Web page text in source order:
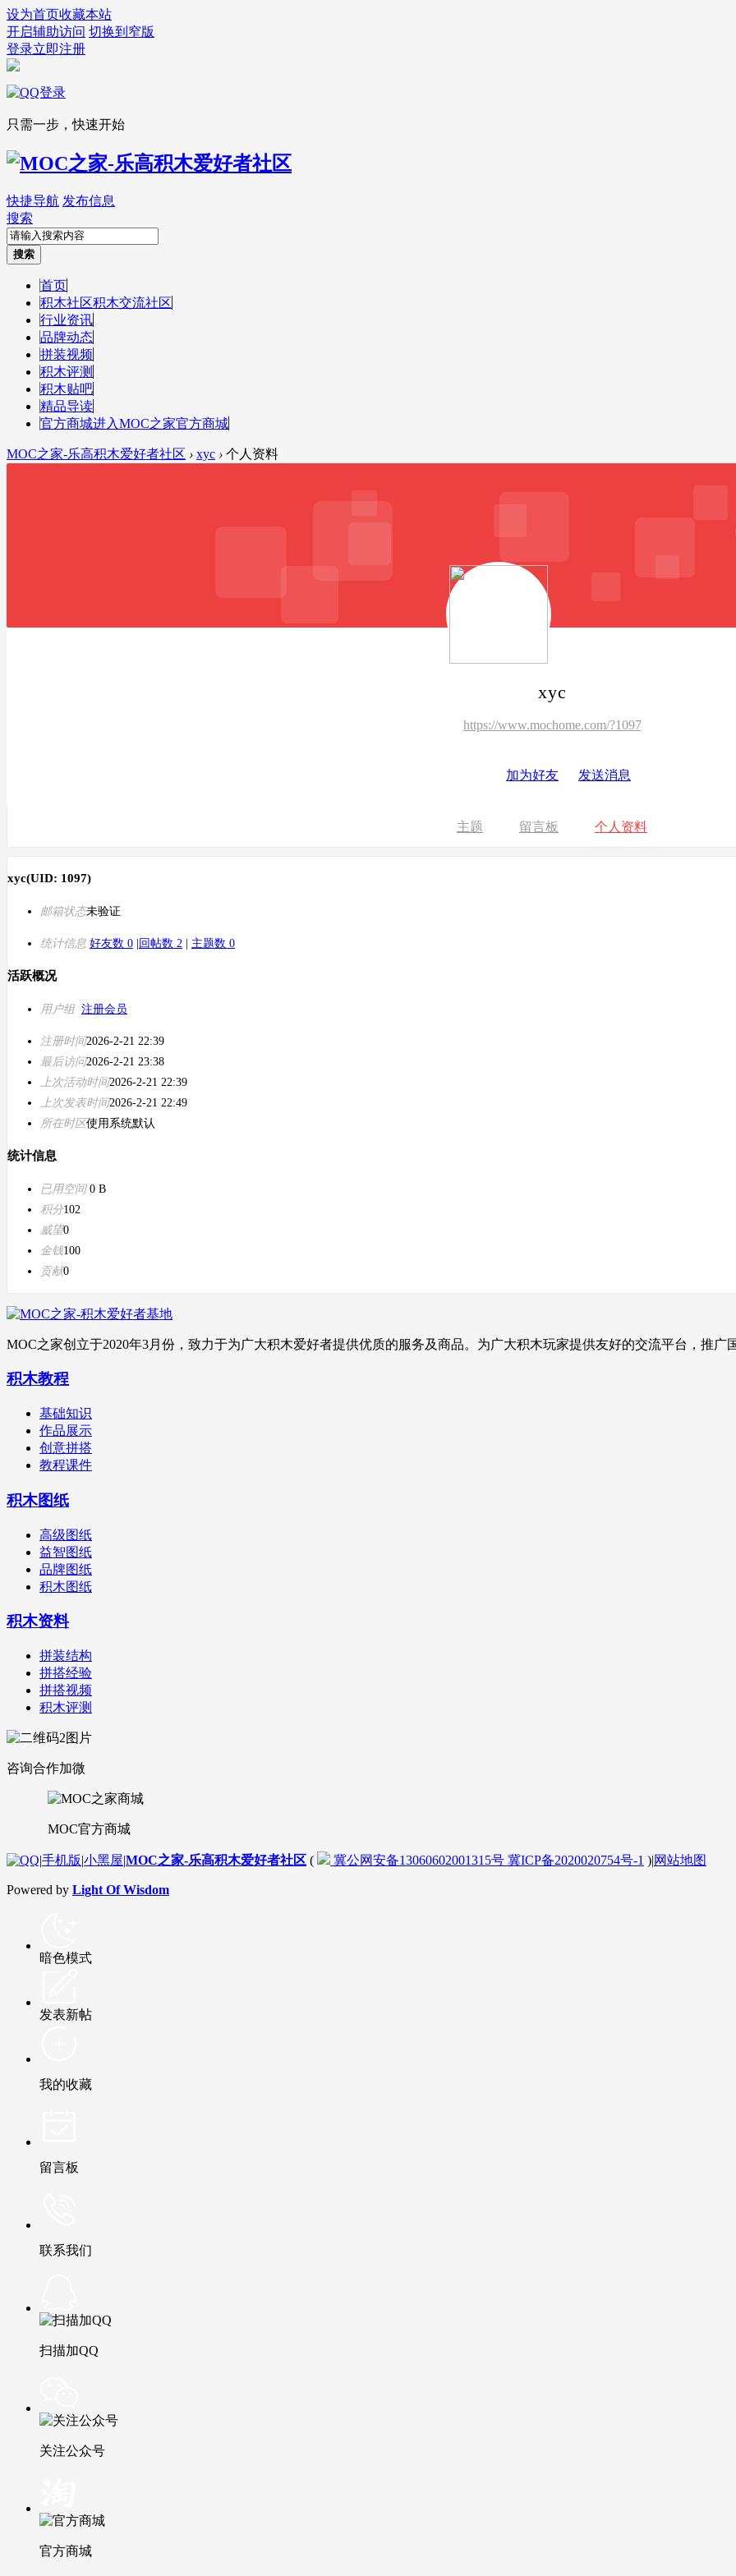
设为首页收藏本站
开启辅助访问 切换到窄版
登录立即注册
只需一步，快速开始
快捷导航 发布信息
搜索
搜索
首页
积木社区积木交流社区
行业资讯
品牌动态
拼装视频
积木评测
积木贴吧
精品导读
官方商城进入MOC之家官方商城
MOC之家-乐高积木爱好者社区 › xyc › 个人资料
xyc
https://www.mochome.com/?1097
加为好友 发送消息
主题 留言板 个人资料
xyc(UID: 1097)
邮箱状态未验证
统计信息 好友数 0 回帖数 2 主题数 0
活跃概况
用户组 注册会员
注册时间2026-2-21 22:39
最后访问2026-2-21 23:38
上次活动时间2026-2-21 22:39
上次发表时间2026-2-21 22:49
所在时区使用系统默认
统计信息
已用空间0 B
积分102
威望0
金钱100
贡献0
MOC之家创立于2020年3月份，致力于为广大积木爱好者提供优质的服务及商品。为广大积木玩家提供友好的交流平台，推广
积木教程
基础知识
作品展示
创意拼搭
教程课件
积木图纸
高级图纸
益智图纸
品牌图纸
积木图纸
积木资料
拼装结构
拼搭经验
拼搭视频
积木评测
咨询合作加微
MOC官方商城
|手机版|小黑屋|MOC之家-乐高积木爱好者社区 ( 冀公网安备13060602001315号 冀ICP备2020020754号-1 )|网站地图
Powered by Light Of Wisdom
暗色模式
发表新帖
我的收藏
留言板
联系我们
扫描加QQ
关注公众号
官方商城